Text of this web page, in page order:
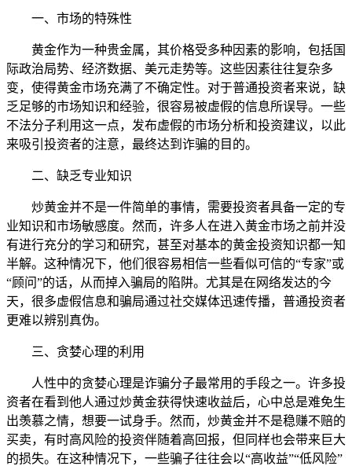
一、市场的特殊性
黄金作为一种贵金属，其价格受多种因素的影响，包括国
际政治局势、经济数据、美元走势等。这些因素往往复杂多
变，使得黄金市场充满了不确定性。对于普通投资者来说，缺
乏足够的市场知识和经验，很容易被虚假的信息所误导。一些
不法分子利用这一点，发布虚假的市场分析和投资建议，以此
来吸引投资者的注意，最终达到诈骗的目的。
二、缺乏专业知识
炒黄金并不是一件简单的事情，需要投资者具备一定的专
业知识和市场敏感度。然而，许多人在进入黄金市场之前并没
有进行充分的学习和研究，甚至对基本的黄金投资知识都一知
半解。这种情况下，他们很容易相信一些看似可信的“专家”或
“顾问”的话，从而掉入骗局的陷阱。尤其是在网络发达的今
天，很多虚假信息和骗局通过社交媒体迅速传播，普通投资者
更难以辨别真伪。
三、贪婪心理的利用
人性中的贪婪心理是诈骗分子最常用的手段之一。许多投
资者在看到他人通过炒黄金获得快速收益后，心中总是难免生
出羡慕之情，想要一试身手。然而，炒黄金并不是稳赚不赔的
买卖，有时高风险的投资伴随着高回报，但同样也会带来巨大
的损失。在这种情况下，一些骗子往往会以“高收益”“低风险”